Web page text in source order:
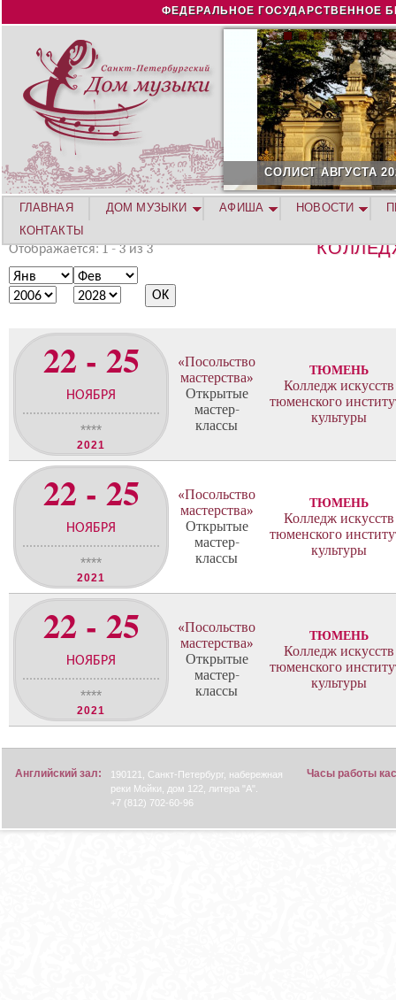
Jump to navigation
ФЕДЕРАЛЬНОЕ ГОСУДАРСТВЕННОЕ
СОЛИСТ АВГУСТА 2026
Отображается: 1 - 3 из 3
М
еГ
М
еГ
д
22 - 25
НОЯБРЯ
****
2021
«Посольство
мастерства»
Открытые
мастер-
классы
ТЮМЕНЬ
Колледж искусств
тюменского
культуры
22 - 25
НОЯБРЯ
****
2021
«Посольство
мастерства»
Открытые
мастер-
классы
ТЮМЕНЬ
Колледж искусств
тюменского
культуры
22 - 25
НОЯБРЯ
****
2021
«Посольство
мастерства»
Открытые
мастер-
классы
ТЮМЕНЬ
Колледж искусств
тюменского
культуры
ГЛАВНАЯ ДОМ МУЗЫКИ АФИША НОВОСТИ
КОНТАКТЫ
Английский зал:
190121, Санкт-Петербург, набережная
реки Мойки, дом 122, литера "А".
+7 (812) 702-60-96
Часы работы